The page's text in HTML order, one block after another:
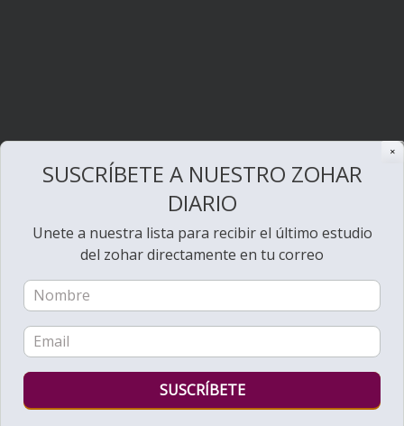
Bienvenido al Zohar
✕
SUSCRÍBETE A NUESTRO ZOHAR
DIARIO
Unete a nuestra lista para recibir el último estudio
del zohar directamente en tu correo